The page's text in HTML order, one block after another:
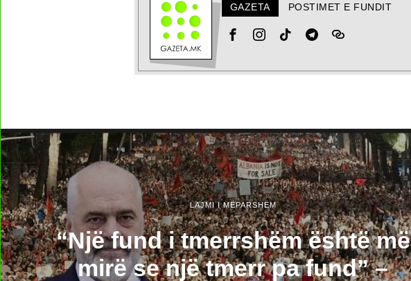
GAZETA POSTIMET E FUNDIT
LAJMI I MËPARSHËM
“Një fund i tmerrshëm është më
mirë se një tmerr pa fund” –